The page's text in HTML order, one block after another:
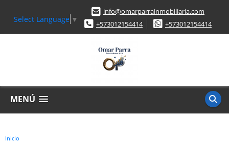
Select Language ▼
info@omarparrainmobiliaria.com
+573012154414
+573012154414
MENÚ
Inicio